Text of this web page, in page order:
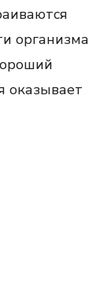
организма
оказывает